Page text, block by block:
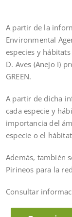
A partir de la
Environmental
especies y
D. Aves (Anejo I)
GREEN.
A partir de dicha
cada especie y
importancia del
especie o el
Además, también
Pirineos para la
Consultar